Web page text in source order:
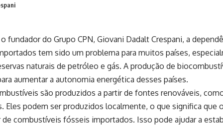
fundador do Grupo CPN, Giovani Dadalt Crespani, a
tem sido um problema para muitos países,
naturais de petróleo e gás. A produção de
aumentar a autonomia energética desses países.
são produzidos a partir de fontes renováveis,
Eles podem ser produzidos localmente, o que significa que
de combustíveis fósseis importados. Isso pode ajudar a